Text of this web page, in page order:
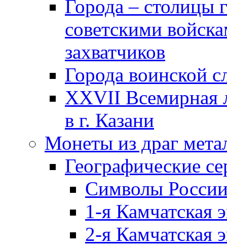
Города – столицы
советскими
захватчиков
Города воинской
XXVII Всемирная
в г. Казани
Монеты из драг
Географические
Символы
1-я Камчатская
2-я Камчатская